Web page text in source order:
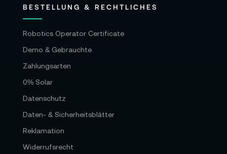
BESTELLUNG & RECHTLICHES
Robotics Operator Certificate
Demo & Gebrauchte
Zahlungsarten
0% Solar
Datenschutz
Daten- & Sicherheitsblätter
Reklamation
Widerrufsrecht